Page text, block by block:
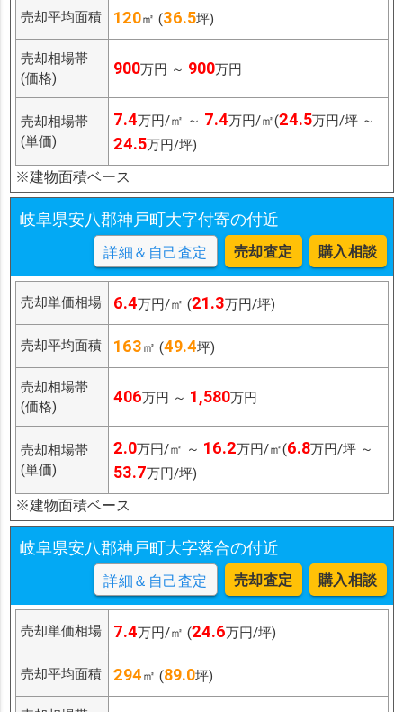
売却平均面積 120㎡ (36.5坪)
売却相場帯
(価格)
900万円 ～ 900万円
売却相場帯
(単価)
7.4万円/㎡ ～ 7.4万円/㎡(24.5万円/坪 ～
24.5万円/坪)
※建物面積ベース
岐阜県安八郡神戸町大字付寄の付近
詳細＆自己査定 売却査定 購入相談
売却単価相場 6.4万円/㎡ (21.3万円/坪)
売却平均面積 163㎡ (49.4坪)
売却相場帯
(価格)
406万円 ～ 1,580万円
売却相場帯
(単価)
2.0万円/㎡ ～ 16.2万円/㎡(6.8万円/坪 ～
53.7万円/坪)
※建物面積ベース
岐阜県安八郡神戸町大字落合の付近
詳細＆自己査定 売却査定 購入相談
売却単価相場 7.4万円/㎡ (24.6万円/坪)
売却平均面積 294㎡ (89.0坪)